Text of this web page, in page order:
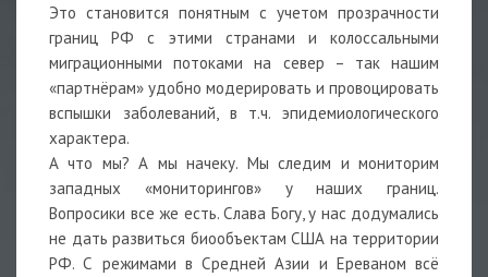
Это становится понятным с учетом прозрачности
границ РФ с этими странами и колоссальными
миграционными потоками на север – так нашим
«партнёрам» удобно модерировать и провоцировать
вспышки заболеваний, в т.ч. эпидемиологического
характера.
А что мы? А мы начеку. Мы следим и мониторим
западных «мониторингов» у наших границ.
Вопросики все же есть. Слава Богу, у нас додумались
не дать развиться биообъектам США на территории
РФ. С режимами в Средней Азии и Ереваном всё